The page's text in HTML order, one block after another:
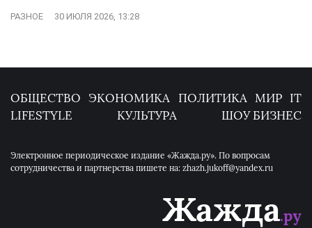
РАЗНОЕ 30 ИЮЛЯ 2026, 13:28
ОБЩЕСТВО ЭКОНОМИКА ПОЛИТИКА МИР IT
LIFESTYLE
КУЛЬТУРА ШОУ БИЗНЕС
Электронное периодическое издание «Жажда.ру». По вопросам
сотрудничества и партнерства пишете на: zhazh.jukoff@yandex.ru